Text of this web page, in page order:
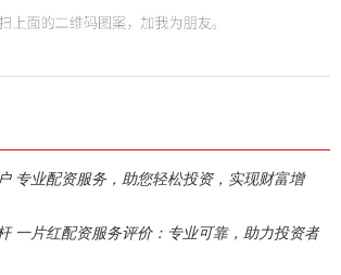
专业配资服务，助您轻松投资，实现财富增
一片红配资服务评价：专业可靠，助力投资者